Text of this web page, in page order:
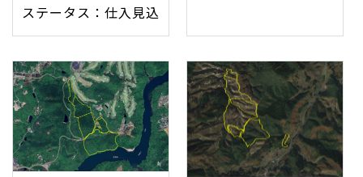
ステータス：仕入見込